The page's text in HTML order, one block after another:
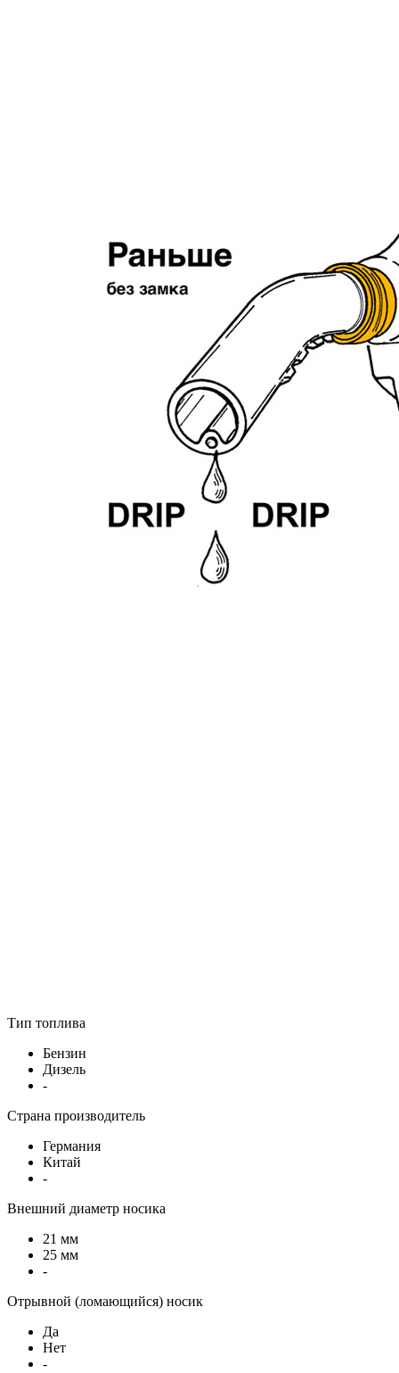
Тип топлива
Бензин
Дизель
-
Страна производитель
Германия
Китай
-
Внешний диаметр носика
21 мм
25 мм
-
Отрывной (ломающийся) носик
Да
Нет
-